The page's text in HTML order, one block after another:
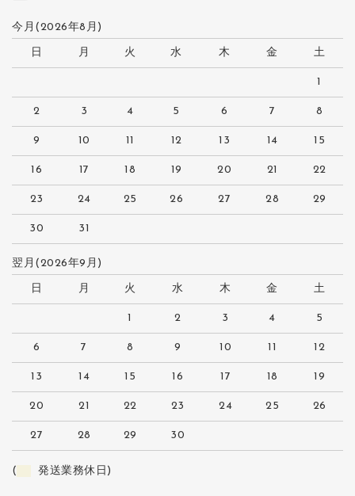
今月(2026年8月)
日 月 火 水 木 金 土
1
2 3 4 5 6 7 8
9 10 11 12 13 14 15
16 17 18 19 20 21 22
23 24 25 26 27 28 29
30 31
翌月(2026年9月)
日 月 火 水 木 金 土
1 2 3 4 5
6 7 8 9 10 11 12
13 14 15 16 17 18 19
20 21 22 23 24 25 26
27 28 29 30
( 発送業務休日)